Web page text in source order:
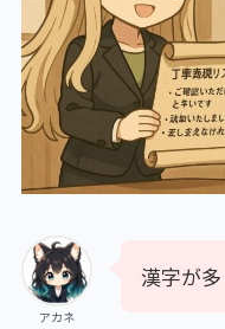
アカネ
漢字が